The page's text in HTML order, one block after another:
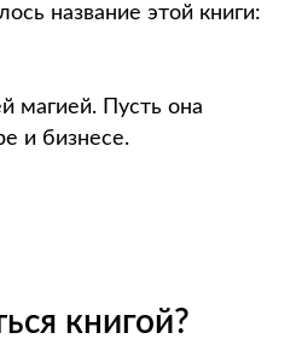
название этой книги:
магией. Пусть она
и бизнесе.
книгой?